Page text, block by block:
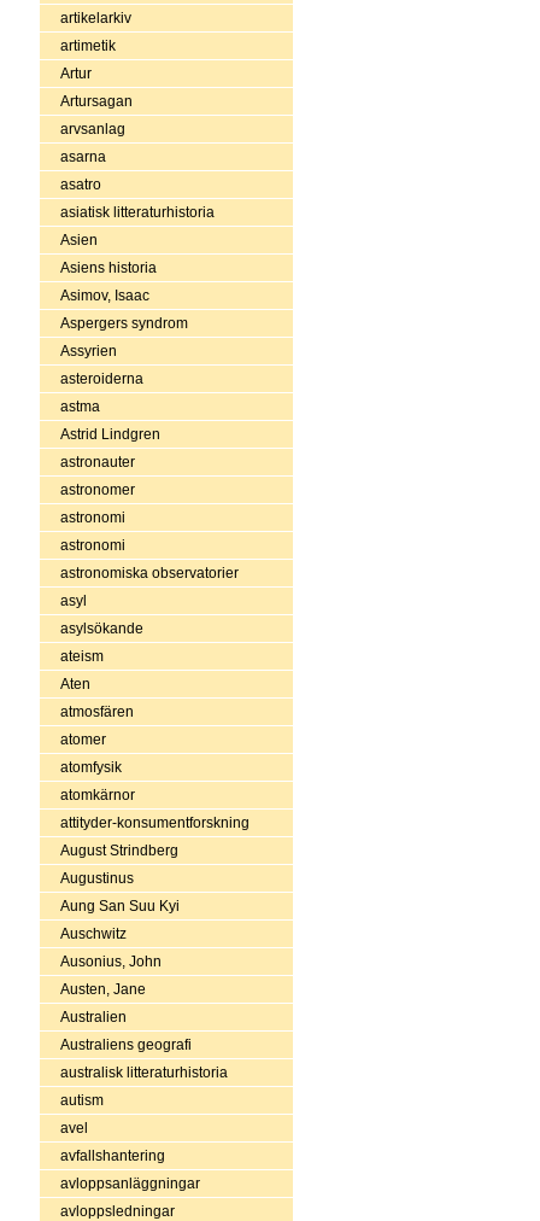
artikelarkiv
artimetik
Artur
Artursagan
arvsanlag
asarna
asatro
asiatisk litteraturhistoria
Asien
Asiens historia
Asimov, Isaac
Aspergers syndrom
Assyrien
asteroiderna
astma
Astrid Lindgren
astronauter
astronomer
astronomi
astronomi
astronomiska observatorier
asyl
asylsökande
ateism
Aten
atmosfären
atomer
atomfysik
atomkärnor
attityder-konsumentforskning
August Strindberg
Augustinus
Aung San Suu Kyi
Auschwitz
Ausonius, John
Austen, Jane
Australien
Australiens geografi
australisk litteraturhistoria
autism
avel
avfallshantering
avloppsanläggningar
avloppsledningar